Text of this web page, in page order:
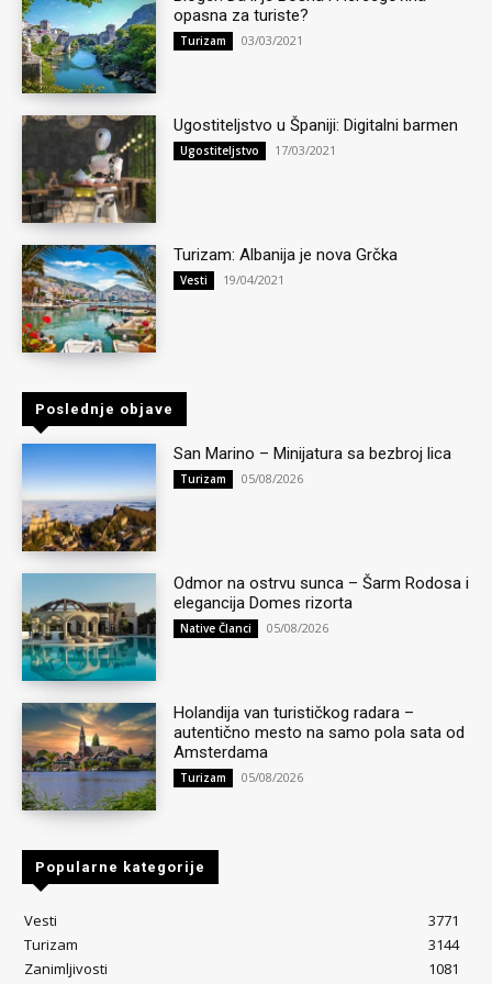
opasna za turiste?
Turizam 03/03/2021
Ugostiteljstvo u Španiji: Digitalni barmen
Ugostiteljstvo 17/03/2021
Turizam: Albanija je nova Grčka
Vesti 19/04/2021
Poslednje objave
San Marino – Minijatura sa bezbroj lica
Turizam 05/08/2026
Odmor na ostrvu sunca – Šarm Rodosa i
elegancija Domes rizorta
Native Članci 05/08/2026
Holandija van turističkog radara –
autentično mesto na samo pola sata od
Amsterdama
Turizam 05/08/2026
Popularne kategorije
Vesti
3771
Turizam
3144
Zanimljivosti
1081